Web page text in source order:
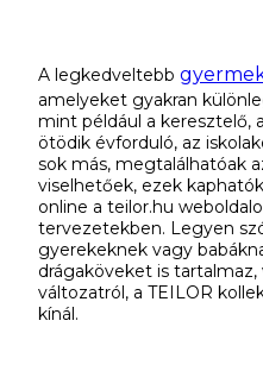
A legkedveltebb
amelyeket gyakran
mint például a keresztelő,
ötödik évforduló, az
sok más, megtalálhatóak
viselhetőek, ezek
online a teilor.hu
tervezetekben. Legyen
gyerekeknek vagy
drágaköveket is
változatról, a TEILOR
kínál.